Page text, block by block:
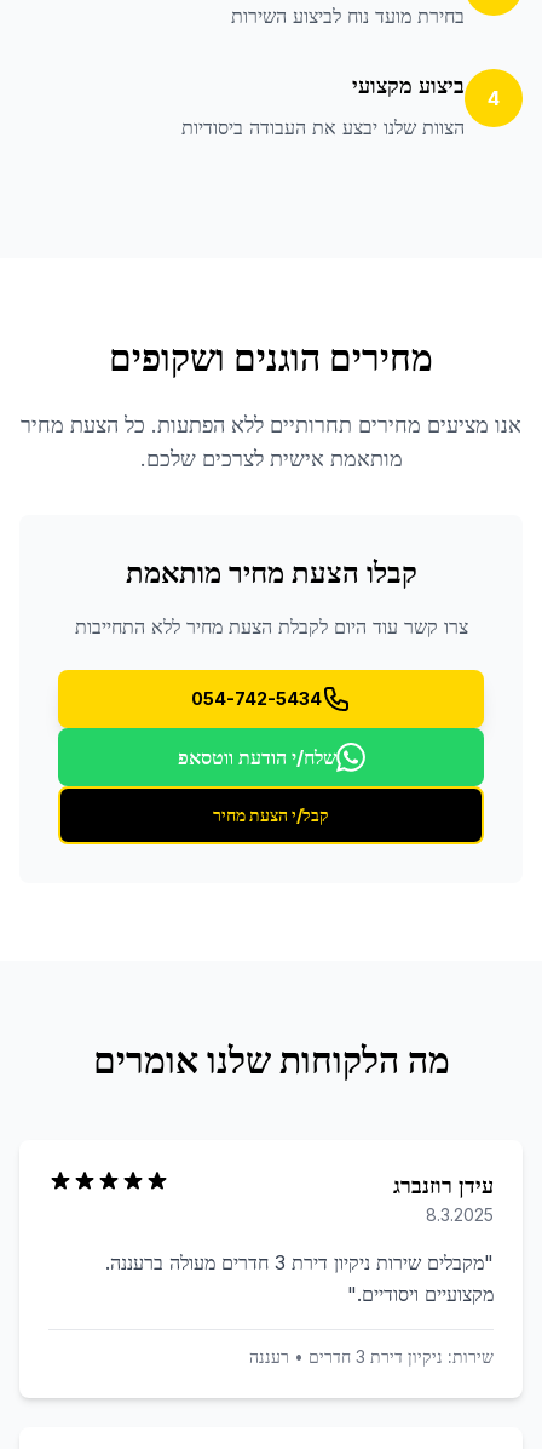
בחירת מועד נוח לביצוע השירות
4 ביצוע מקצועי
הצוות שלנו יבצע את העבודה ביסודיות
מחירים הוגנים ושקופים
אנו מציעים מחירים תחרותיים ללא הפתעות. כל הצעת מחיר
מותאמת אישית לצרכים שלכם.
קבלו הצעת מחיר מותאמת
צרו קשר עוד היום לקבלת הצעת מחיר ללא התחייבות
054-742-5434
שלח/י הודעת ווטסאפ
קבל/י הצעת מחיר
מה הלקוחות שלנו אומרים
עידן רוזנברג
8.3.2025
"
מקבלים שירות ניקיון דירת 3 חדרים מעולה ברעננה.
מקצועיים ויסודיים."
שירות: ניקיון דירת 3 חדרים • רעננה